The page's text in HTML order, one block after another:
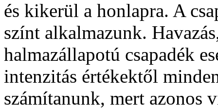
és kikerül a honlapra. A
színt alkalmazunk.
halmazállapotú csapadék
intenzitás értékektől
számítanunk, mert azonos